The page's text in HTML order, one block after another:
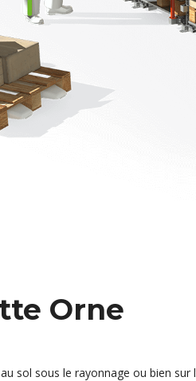
Orne
sol sous le rayonnage ou bien